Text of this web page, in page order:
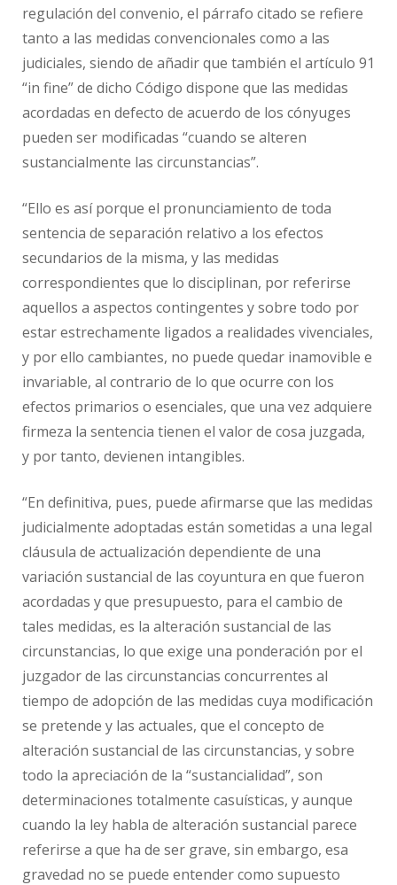
regulación del convenio, el párrafo citado se refiere
tanto a las medidas convencionales como a las
judiciales, siendo de añadir que también el artículo 91
“in fine” de dicho Código dispone que las medidas
acordadas en defecto de acuerdo de los cónyuges
pueden ser modificadas “cuando se alteren
sustancialmente las circunstancias”.
“Ello es así porque el pronunciamiento de toda
sentencia de separación relativo a los efectos
secundarios de la misma, y las medidas
correspondientes que lo disciplinan, por referirse
aquellos a aspectos contingentes y sobre todo por
estar estrechamente ligados a realidades vivenciales,
y por ello cambiantes, no puede quedar inamovible e
invariable, al contrario de lo que ocurre con los
efectos primarios o esenciales, que una vez adquiere
firmeza la sentencia tienen el valor de cosa juzgada,
y por tanto, devienen intangibles.
“En definitiva, pues, puede afirmarse que las medidas
judicialmente adoptadas están sometidas a una legal
cláusula de actualización dependiente de una
variación sustancial de las coyuntura en que fueron
acordadas y que presupuesto, para el cambio de
tales medidas, es la alteración sustancial de las
circunstancias, lo que exige una ponderación por el
juzgador de las circunstancias concurrentes al
tiempo de adopción de las medidas cuya modificación
se pretende y las actuales, que el concepto de
alteración sustancial de las circunstancias, y sobre
todo la apreciación de la “sustancialidad”, son
determinaciones totalmente casuísticas, y aunque
cuando la ley habla de alteración sustancial parece
referirse a que ha de ser grave, sin embargo, esa
gravedad no se puede entender como supuesto